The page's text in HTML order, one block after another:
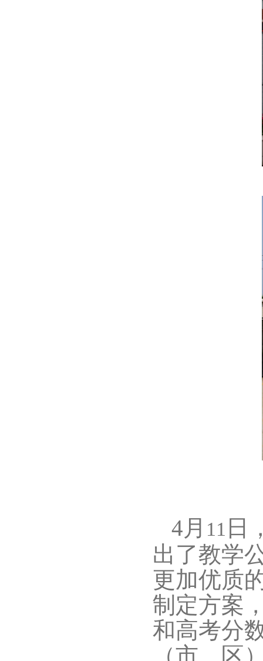
4月 11 日
出了教学
更加优质
制定方案
和高考分
（市、区